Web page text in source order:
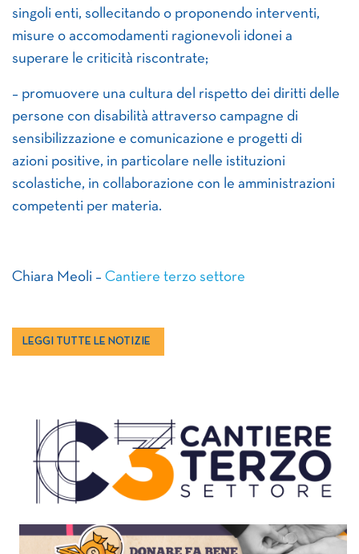
singoli enti, sollecitando o proponendo interventi,
misure o accomodamenti ragionevoli idonei a
superare le criticità riscontrate;
– promuovere una cultura del rispetto dei diritti delle
persone con disabilità attraverso campagne di
sensibilizzazione e comunicazione e progetti di
azioni positive, in particolare nelle istituzioni
scolastiche, in collaborazione con le amministrazioni
competenti per materia.
Chiara Meoli – Cantiere terzo settore
LEGGI TUTTE LE NOTIZIE